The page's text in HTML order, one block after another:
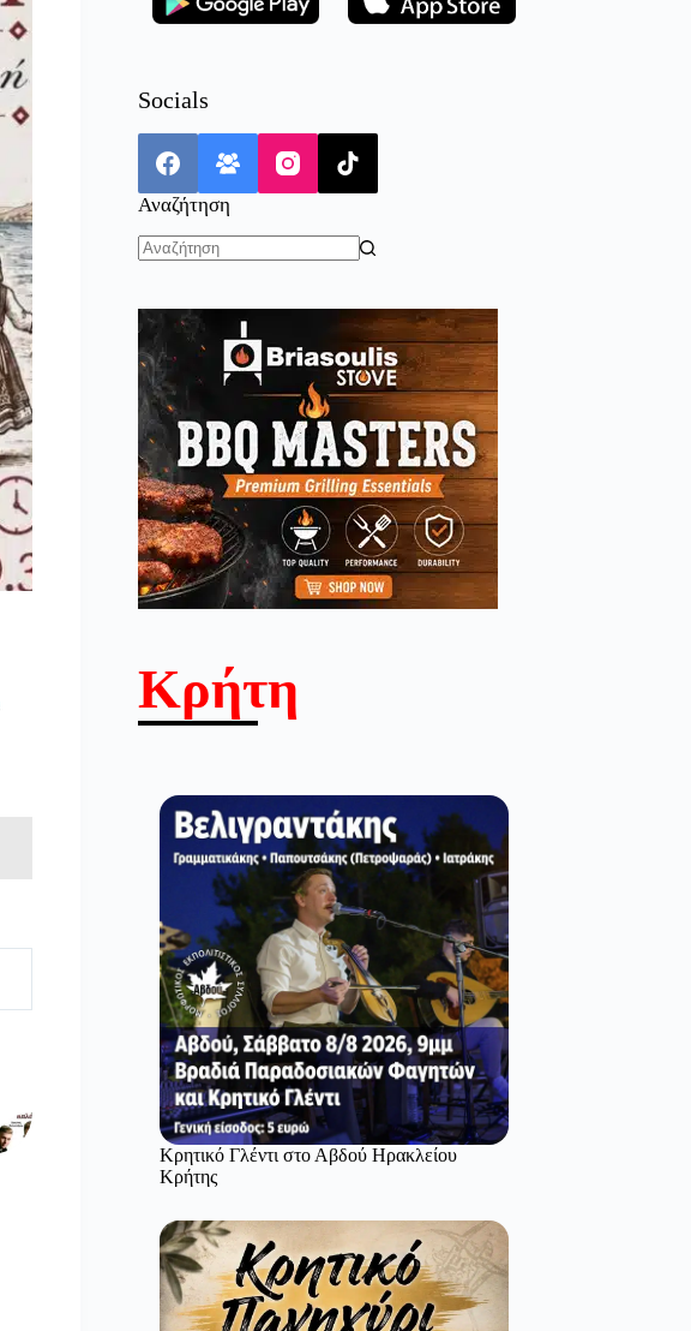
Socials
Αναζήτηση
Κρήτη
Κρητικό Γλέντι στο Αβδού Ηρακλείου
Κρήτης